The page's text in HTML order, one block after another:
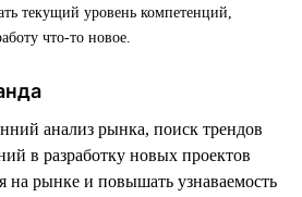
текущий уровень компетенций,
что-то новое.
анализ рынка, поиск трендов
в разработку новых проектов
на рынке и повышать узнаваемость